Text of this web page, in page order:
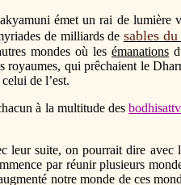
émet un rai de lumière
de milliards de sables
mondes où les émanations
royaumes, qui prêchaient le
de l’est.
à la multitude des
leur suite, on pourrait dire
par réunir plusieurs
notre monde de ces